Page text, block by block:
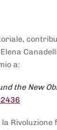
a:
the New
Rivoluzione